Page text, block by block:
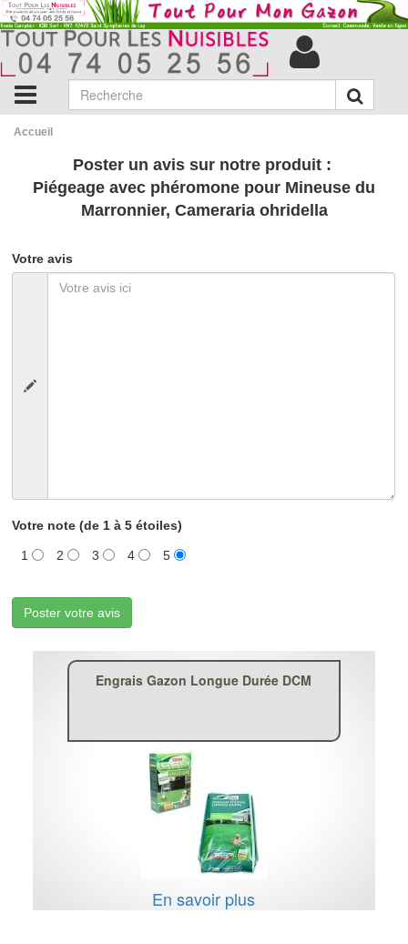
Accueil
Poster un avis sur notre produit :
Piégeage avec phéromone pour Mineuse du
Marronnier, Cameraria ohridella
Votre avis
Votre note (de 1 à 5 étoiles)
1 2 3 4 5
Poster votre avis
Engrais Gazon Longue Durée DCM
En savoir plus